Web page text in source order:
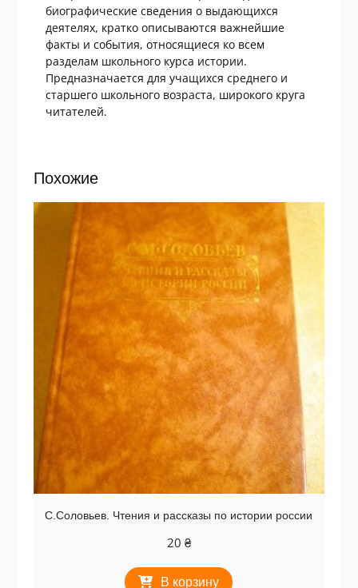
биографические сведения о выдающихся
деятелях, кратко описываются важнейшие
факты и события, относящиеся ко всем
разделам школьного курса истории.
Предназначается для учащихся среднего и
старшего школьного возраста, широкого круга
читателей.
Похожие
С.Соловьев. Чтения и рассказы по истории россии
20 ₴
В корзину